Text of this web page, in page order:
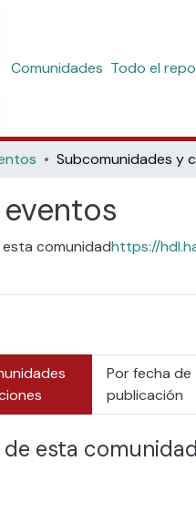
Comunidades Todo el
comunidadhttps://
Por fecha de
publicación
esta comunidad